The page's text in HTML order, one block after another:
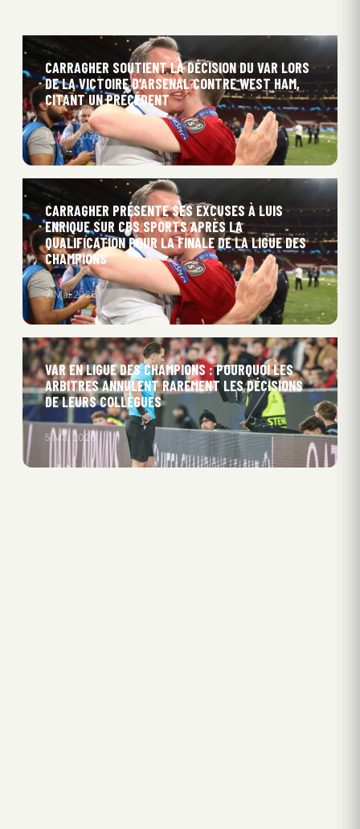
CARRAGHER SOUTIENT LA DÉCISION DU VAR LORS
DE LA VICTOIRE D’ARSENAL CONTRE WEST HAM,
CITANT UN PRÉCÉDENT
12 Mai 2026
CARRAGHER PRÉSENTE SES EXCUSES À LUIS
ENRIQUE SUR CBS SPORTS APRÈS LA
QUALIFICATION POUR LA FINALE DE LA LIGUE DES
CHAMPIONS
7 Mai 2026
VAR EN LIGUE DES CHAMPIONS : POURQUOI LES
ARBITRES ANNULENT RAREMENT LES DÉCISIONS
DE LEURS COLLÈGUES
5 Mai 2026